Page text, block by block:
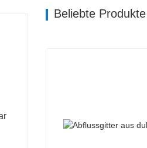
Beliebte Produkte